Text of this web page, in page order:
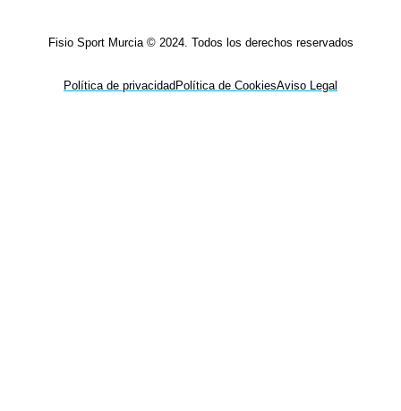
Fisio Sport Murcia © 2024. Todos los derechos reservados
Política de privacidad Política de CookiesAviso Legal